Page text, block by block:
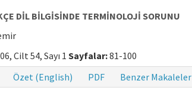
DİL BİLGİSİNDE TERMİNOLOJİ SORUNU
Cilt 54, Sayı 1 Sayfalar:81-100
Özet (English) PDF Benzer Makaleler